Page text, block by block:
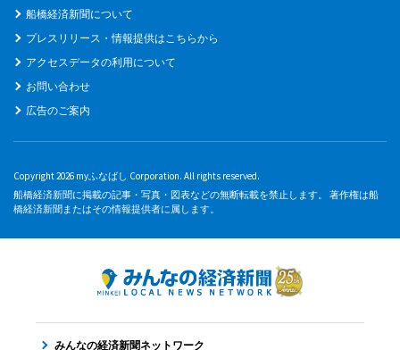
船橋経済新聞について
プレスリリース・情報提供はこちらから
アクセスデータの利用について
お問い合わせ
広告のご案内
Copyright 2026 myふなばし Corporation. All rights reserved.
船橋経済新聞に掲載の記事・写真・図表などの無断転載を禁止します。 著作権は船
橋経済新聞またはその情報提供者に属します。
みんなの経済新聞ネットワーク